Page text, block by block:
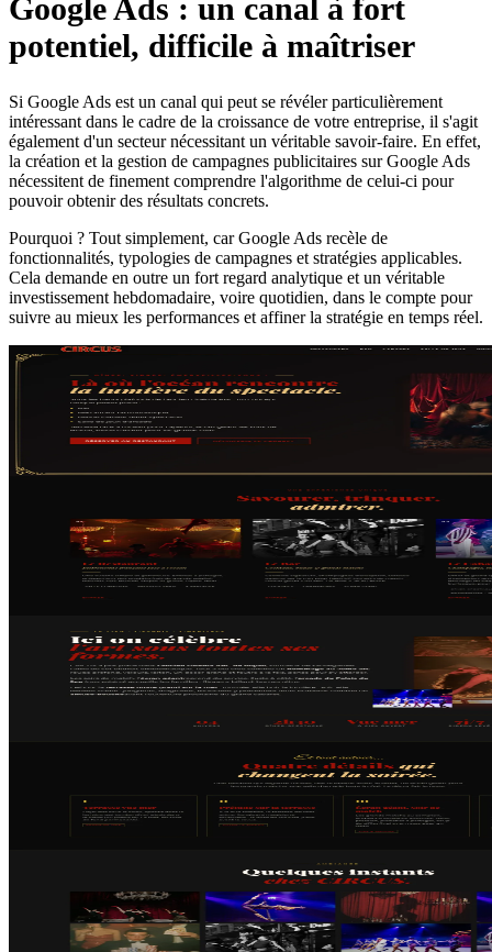
Google Ads : un canal à fort
potentiel, difficile à maîtriser
Si Google Ads est un canal qui peut se révéler particulièrement
intéressant dans le cadre de la croissance de votre entreprise, il s'agit
également d'un secteur nécessitant un véritable savoir-faire. En effet,
la création et la gestion de campagnes publicitaires sur Google Ads
nécessitent de finement comprendre l'algorithme de celui-ci pour
pouvoir obtenir des résultats concrets.
Pourquoi ? Tout simplement, car Google Ads recèle de
fonctionnalités, typologies de campagnes et stratégies applicables.
Cela demande en outre un fort regard analytique et un véritable
investissement hebdomadaire, voire quotidien, dans le compte pour
suivre au mieux les performances et affiner la stratégie en temps réel.